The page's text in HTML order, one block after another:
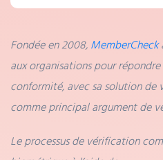
Fondée en 2008, MemberCheck
aux organisations pour
conformité, avec sa solution de
comme principal argument de
Le processus de vérification